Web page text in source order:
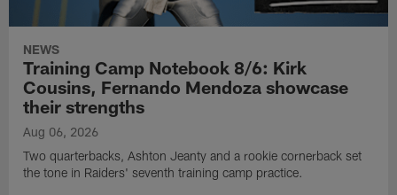
NEWS
Training Camp Notebook 8/6: Kirk
Cousins, Fernando Mendoza showcase
their strengths
Aug 06, 2026
Two quarterbacks, Ashton Jeanty and a rookie cornerback set
the tone in Raiders' seventh training camp practice.